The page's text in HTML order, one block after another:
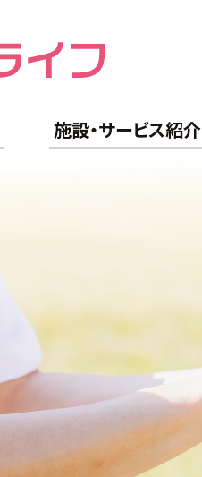
施設・サービス紹介